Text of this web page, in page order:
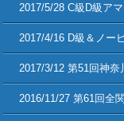
2017/5/28 C級D級ア
2017/4/16 D級＆ノー
2017/3/12 第51回神
2016/11/27 第61回全